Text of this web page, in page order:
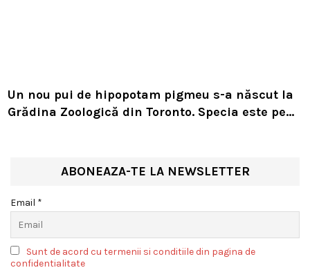
Un nou pui de hipopotam pigmeu s-a născut la
Grădina Zoologică din Toronto. Specia este pe
ABONEAZA-TE LA NEWSLETTER
Email *
Sunt de acord cu termenii si conditiile din pagina de
confidentialitate